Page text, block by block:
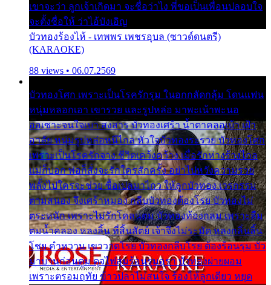
เขาจะว่า ลูกเจ้าเกิดมา จะชื่อว่าไง พี่ขอเป็นเพื่อนปลอบใจ
จะตั้งชื่อให้ ว่าไอ้บังเอิญ
บัวทองร้องไห้ - เทพพร เพชรอุบล (ซาวด์ดนตรี)
(KARAOKE)
88 views • 06.07.2569
บัวทองโศก เพราะเป็นโรครักรุม ในอกกลัดกลุ้ม โดนแฟน
หนุ่มหลอกเอา เขารวย และรูปหล่อ มาพะเน้าพะนอ
ออเซาะจนใจเบา สงสาร บัวทองเศร้า น้ำตาคลอเบ้า เฝ้า
อาลัย หนุ่มรูปหล่อหนีไกล หัวใจบัวทองระรวย บัวทองโศก
เพราะเป็นโรครักจาง ชีวิตเคว้งคว้าง เมื่อรักห่างร้างไกล
แม่ก็บอก พ่อก็สั่งจะรักใครสักครั้ง อย่าไปหวังความรวย
พลั้งไปใครจะช่วย ซื้อเปลมาไกว ให้ลูกบัวทอง เวรกรรม
ตามสนอง จึงเศร้าหมอง กลีบบัวทองต้องโรย บัวทองไม่
ตระหนัก เพราะไม่รักโคลนตม บัวทองท้องกลม เพราะลืม
ตมน้ำคลอง หลงลิ้น ที่สิ้นสัตย์ เจ้าจึงไม่ระมัด หลงกลิ่นลิ้น
โชย คำหวาน เขาวาดโรย บัวทองกลีบโรย ต้องร้อนรุม บัว
มาบานก่อนตูม ดุจไฟสุมร้อนรุมอุรา บัวทองผ่ายผอม
เพราะตรอมฤทัย ข้าวปลาไม่สนใจ ร้องไห้ลูกเดียว หยุด